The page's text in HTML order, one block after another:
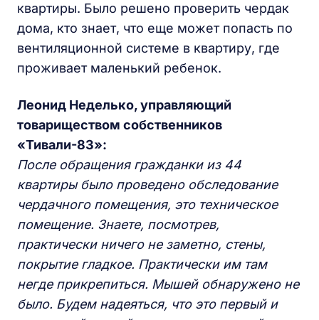
квартиры. Было решено проверить чердак
дома, кто знает, что еще может попасть по
вентиляционной системе в квартиру, где
проживает маленький ребенок.
Леонид Неделько, управляющий
товариществом собственников
«Тивали-83»:
После обращения гражданки из 44
квартиры было проведено обследование
чердачного помещения, это техническое
помещение. Знаете, посмотрев,
практически ничего не заметно, стены,
покрытие гладкое. Практически им там
негде прикрепиться. Мышей обнаружено не
было. Будем надеяться, что это первый и